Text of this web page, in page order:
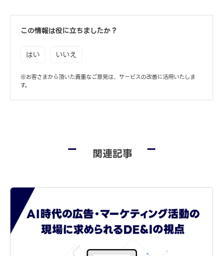
この情報は役に立ちましたか？
はい いいえ
※お客さまから頂いた貴重なご意見は、サービスの改善に活用いたしま
す。
関連記事